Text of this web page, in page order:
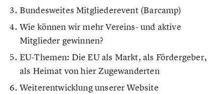
Bundesweites Mitgliederevent (Barcamp)
Wie können wir mehr Vereins- und aktive
Mitglieder gewinnen?
EU-Themen: Die EU als Markt, als Fördergeber,
als Heimat von hier Zugewanderten
Weiterentwicklung unserer Website